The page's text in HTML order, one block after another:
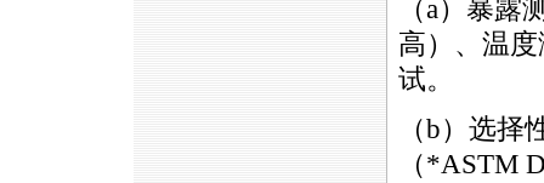
（a）暴
高）、温
试。
（b）选
（*ASTM